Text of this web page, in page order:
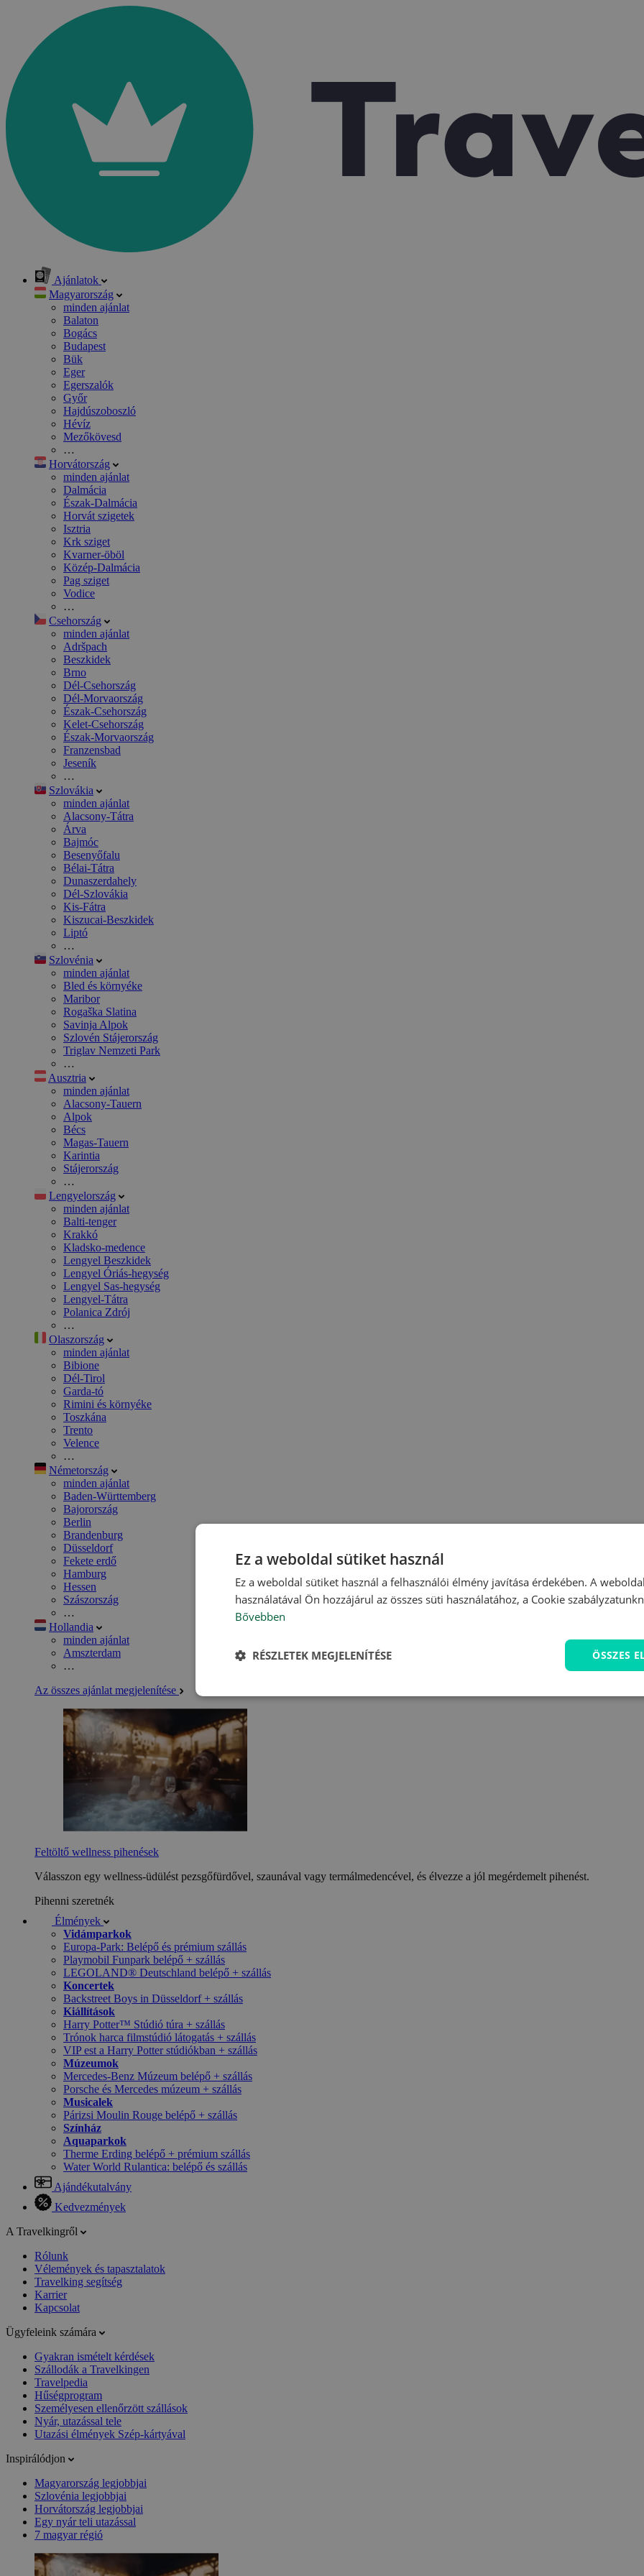
Ajánlatok
Magyarország
minden ajánlat
Balaton
Bogács
Budapest
Bük
Eger
Egerszalók
Győr
Hajdúszoboszló
Hévíz
Mezőkövesd
…
Horvátország
minden ajánlat
Dalmácia
Észak-Dalmácia
Horvát szigetek
Isztria
Krk sziget
Kvarner-öböl
Közép-Dalmácia
Pag sziget
Vodice
…
Csehország
minden ajánlat
Adršpach
Beszkidek
Brno
Dél-Csehország
Dél-Morvaország
Észak-Csehország
Kelet-Csehország
Észak-Morvaország
Franzensbad
Jeseník
…
Szlovákia
minden ajánlat
Alacsony-Tátra
Árva
Bajmóc
Besenyőfalu
Bélai-Tátra
Dunaszerdahely
Dél-Szlovákia
Kis-Fátra
Kiszucai-Beszkidek
Liptó
…
Szlovénia
minden ajánlat
Bled és környéke
Maribor
Rogaška Slatina
Savinja Alpok
Szlovén Stájerország
Triglav Nemzeti Park
…
Ausztria
minden ajánlat
Alacsony-Tauern
Alpok
Bécs
Magas-Tauern
Karintia
Stájerország
…
Lengyelország
minden ajánlat
Balti-tenger
Krakkó
Kladsko-medence
Lengyel Beszkidek
Lengyel Óriás-hegység
Lengyel Sas-hegység
Lengyel-Tátra
Polanica Zdrój
…
Olaszország
minden ajánlat
Bibione
Dél-Tirol
Garda-tó
Rimini és környéke
Toszkána
Trento
Velence
…
Németország
minden ajánlat
Baden-Württemberg
Bajorország
Berlin
Brandenburg
Düsseldorf
Fekete erdő
Hamburg
Hessen
Szászország
…
Hollandia
minden ajánlat
Amszterdam
…
Az összes ajánlat megjelenítése
Feltöltő wellness pihenések
Válasszon egy wellness-üdülést pezsgőfürdővel, szaunával vagy termálmedencével, és élvezze a jól megérdemelt pihenést.
Pihenni szeretnék
Élmények
Vidámparkok
Europa-Park: Belépő és prémium szállás
Playmobil Funpark belépő + szállás
LEGOLAND® Deutschland belépő + szállás
Koncertek
Backstreet Boys in Düsseldorf + szállás
Kiállítások
Harry Potter™ Stúdió túra + szállás
Trónok harca filmstúdió látogatás + szállás
VIP est a Harry Potter stúdiókban + szállás
Múzeumok
Mercedes-Benz Múzeum belépő + szállás
Porsche és Mercedes múzeum + szállás
Musicalek
Párizsi Moulin Rouge belépő + szállás
Színház
Aquaparkok
Therme Erding belépő + prémium szállás
Water World Rulantica: belépő és szállás
Ajándékutalvány
Kedvezmények
A Travelkingről
Rólunk
Vélemények és tapasztalatok
Travelking segítség
Karrier
Kapcsolat
Ügyfeleink számára
Gyakran ismételt kérdések
Szállodák a Travelkingen
Travelpedia
Hűségprogram
Személyesen ellenőrzött szállások
Nyár, utazással tele
Utazási élmények Szép-kártyával
Inspirálódjon
Magyarország legjobbjai
Szlovénia legjobbjai
Horvátország legjobbjai
Egy nyár teli utazással
7 magyar régió
Ez a weboldal sütiket használ
Ez a weboldal sütiket használ a felhasználói élmény javítása érdekében. A
használatával Ön hozzájárul az összes süti használatához, a Cookie
Bővebben
ÖSSZES
RÉSZLETEK MEGJELENÍTÉSE